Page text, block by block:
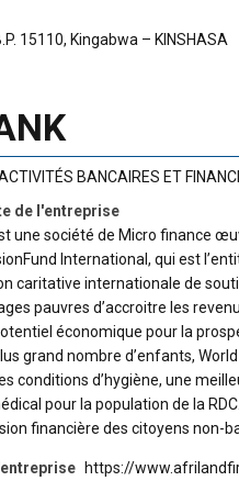
15110, Kingabwa – KINSHASA
BANCAIRES ET
de l'entreprise
une société de Micro finance
International, qui est
caritative internationale de
pauvres d’accroitre les
économique pour la
grand nombre d’enfants,
conditions d’hygiène, une
pour la population de la
financière des citoyens non-
https://